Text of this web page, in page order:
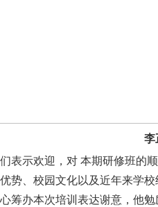
李
表示欢迎，对 本期研修班
势、校园文化以及近年来学
筹办本次培训表达谢意，他